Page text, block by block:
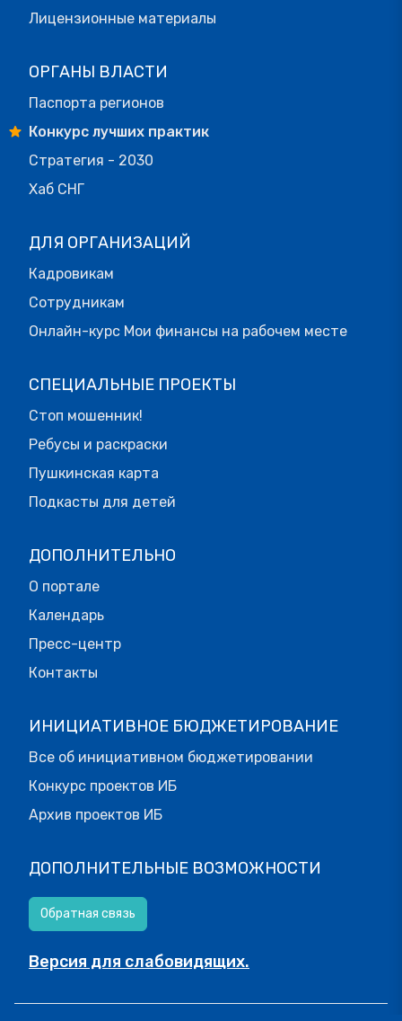
Лицензионные материалы
ОРГАНЫ ВЛАСТИ
Паспорта регионов
Конкурс лучших практик
Стратегия - 2030
Хаб СНГ
ДЛЯ ОРГАНИЗАЦИЙ
Кадровикам
Сотрудникам
Онлайн-курс Мои финансы на рабочем месте
СПЕЦИАЛЬНЫЕ ПРОЕКТЫ
Стоп мошенник!
Ребусы и раскраски
Пушкинская карта
Подкасты для детей
ДОПОЛНИТЕЛЬНО
О портале
Календарь
Пресс-центр
Контакты
ИНИЦИАТИВНОЕ БЮДЖЕТИРОВАНИЕ
Все об инициативном бюджетировании
Конкурс проектов ИБ
Архив проектов ИБ
ДОПОЛНИТЕЛЬНЫЕ ВОЗМОЖНОСТИ
Обратная связь
Версия для слабовидящих.